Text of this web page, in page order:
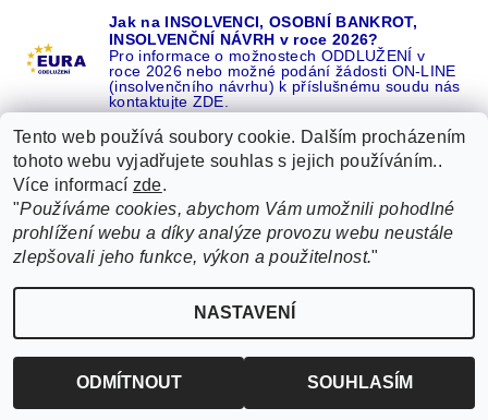
Jak na INSOLVENCI, OSOBNÍ BANKROT,
INSOLVENČNÍ NÁVRH v roce 2026?
Pro informace o možnostech ODDLUŽENÍ v
roce 2026 nebo možné podání žádosti ON-LINE
(insolvenčního návrhu) k příslušnému soudu nás
kontaktujte ZDE.
Recenze o NÁS na GOOGLE | 16 let REFERENCÍ v celé ČR |
Recenze o NÁS na SEZNAMU |
ŽÁDEJTE život BEZ DLUHŮ nebo EXEKUCÍ ZDE
EURA oddlužení, insolvence a osobní bankrot ZDARMA od EURA
práva vyhrazenaUpravit nastavení cookies
Tento web používá soubory cookie. Dalším procházením
tohoto webu vyjadřujete souhlas s jejich používáním..
Více informací zde.
"Používáme cookies, abychom Vám umožnili pohodlné
prohlížení webu a díky analýze provozu webu neustále
zlepšovali jeho funkce, výkon a použitelnost."
NASTAVENÍ
ODMÍTNOUT SOUHLASÍM